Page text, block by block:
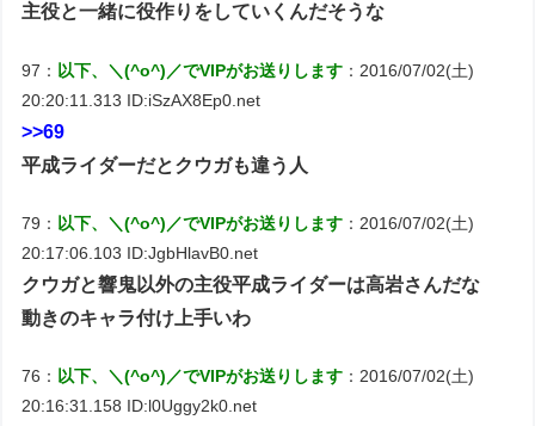
主役と一緒に役作りをしていくんだそうな
97： 以下、＼(^o^)／でVIPがお送りします ：2016/07/02(土)
20:20:11.313 ID:iSzAX8Ep0.net
>>69
平成ライダーだとクウガも違う人
79： 以下、＼(^o^)／でVIPがお送りします ：2016/07/02(土)
20:17:06.103 ID:JgbHlavB0.net
クウガと響鬼以外の主役平成ライダーは高岩さんだな
動きのキャラ付け上手いわ
76： 以下、＼(^o^)／でVIPがお送りします ：2016/07/02(土)
20:16:31.158 ID:l0Uggy2k0.net